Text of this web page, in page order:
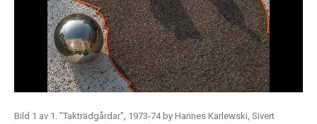
Bild 1 av 1. "Takträdgårdar", 1973-74 by Hannes Karlewski, Sivert